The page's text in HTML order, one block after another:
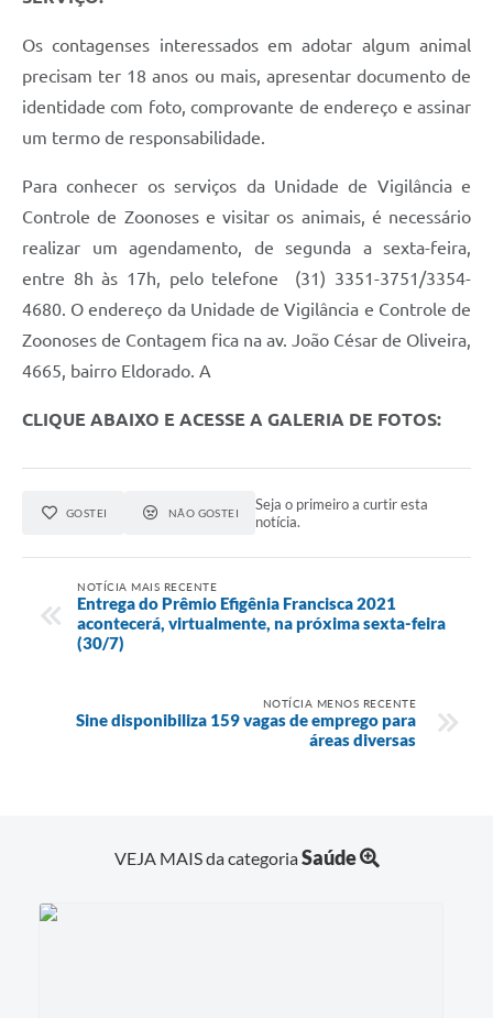
Os contagenses interessados em adotar algum animal
precisam ter 18 anos ou mais, apresentar documento de
identidade com foto, comprovante de endereço e assinar
um termo de responsabilidade.
Para conhecer os serviços da Unidade de Vigilância e
Controle de Zoonoses e visitar os animais, é necessário
realizar um agendamento, de segunda a sexta-feira,
entre 8h às 17h, pelo telefone (31) 3351-3751/3354-
4680. O endereço da Unidade de Vigilância e Controle de
Zoonoses de Contagem fica na av. João César de Oliveira,
4665, bairro Eldorado. A
CLIQUE ABAIXO E ACESSE A GALERIA DE FOTOS:
GOSTEI NÃO GOSTEI
Seja o primeiro a curtir esta
notícia.
NOTÍCIA MAIS RECENTE
Entrega do Prêmio Efigênia Francisca 2021
acontecerá, virtualmente, na próxima sexta-feira
(30/7)
NOTÍCIA MENOS RECENTE
Sine disponibiliza 159 vagas de emprego para
áreas diversas
VEJA MAIS da categoriaSaúde